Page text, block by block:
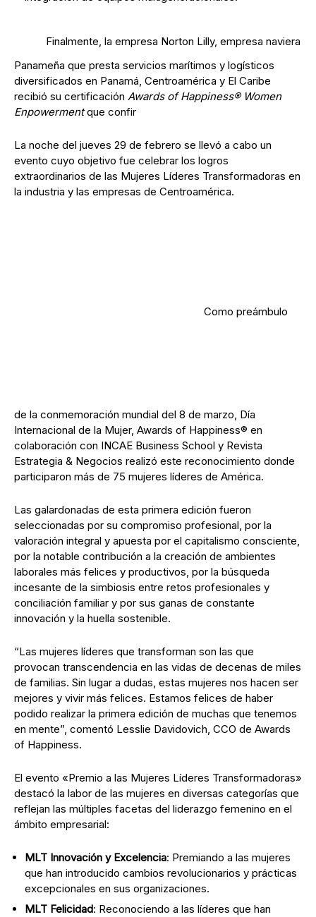
Finalmente, la empresa Norton Lilly, empresa naviera
Panameña que presta servicios marítimos y logísticos
diversificados en Panamá, Centroamérica y El Caribe
recibió su certificación Awards of Happiness® Women
Enpowermentque confir
La noche del jueves 29 de febrero se llevó a cabo un
evento cuyo objetivo fue celebrar los logros
extraordinarios de las Mujeres Líderes Transformadoras en
la industria y las empresas de Centroamérica.
Como preámbulo
de la conmemoración mundial del 8 de marzo, Día
Internacional de la Mujer, Awards of Happiness® en
colaboración con INCAE Business School y Revista
Estrategia & Negocios realizó este reconocimiento donde
participaron más de 75 mujeres líderes de América.
Las galardonadas de esta primera edición fueron
seleccionadas por su compromiso profesional, por la
valoración integral y apuesta por el capitalismo consciente,
por la notable contribución a la creación de ambientes
laborales más felices y productivos, por la búsqueda
incesante de la simbiosis entre retos profesionales y
conciliación familiar y por sus ganas de constante
innovación y la huella sostenible.
“Las mujeres líderes que transforman son las que
provocan transcendencia en las vidas de decenas de miles
de familias. Sin lugar a dudas, estas mujeres nos hacen ser
mejores y vivir más felices. Estamos felices de haber
podido realizar la primera edición de muchas que tenemos
en mente”, comentó Lesslie Davidovich, CCO de Awards
of Happiness.
El evento «Premio a las Mujeres Líderes Transformadoras»
destacó la labor de las mujeres en diversas categorías que
reflejan las múltiples facetas del liderazgo femenino en el
ámbito empresarial:
MLT Innovación y Excelencia: Premiando a las mujeres
que han introducido cambios revolucionarios y prácticas
excepcionales en sus organizaciones.
MLT Felicidad: Reconociendo a las líderes que han